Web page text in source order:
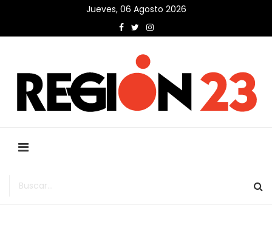
Jueves, 06 Agosto 2026